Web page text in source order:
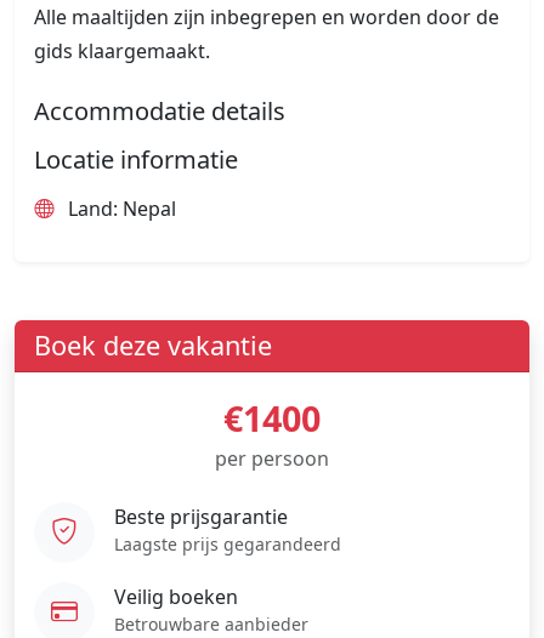
Alle maaltijden zijn inbegrepen en worden door de
gids klaargemaakt.
Accommodatie details
Locatie informatie
Land: Nepal
Boek deze vakantie
€1400
per persoon
Beste prijsgarantie
Laagste prijs gegarandeerd
Veilig boeken
Betrouwbare aanbieder